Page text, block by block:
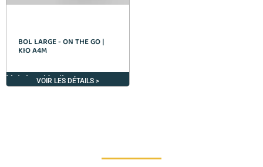
BOL LARGE - ON THE GO |
KIO A4M
VOIR LES DÉTAILS >
Voir les détails >